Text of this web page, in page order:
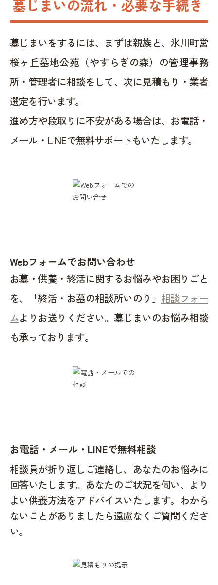
墓じまいの流れ・必要な手続き
墓じまいをするには、まずは親族と、氷川町営
桜ヶ丘墓地公苑（やすらぎの森）の管理事務
所・管理者に相談をして、次に見積もり・業者
選定を行います。
進め方や段取りに不安がある場合は、お電話・
メール・LINEで無料サポートもいたします。
Webフォームでお問い合わせ
お墓・供養・終活に関するお悩みやお困りごと
を、「終活・お墓の相談所いのり」相談フォー
ムよりお送りください。墓じまいのお悩み相談
も承っております。
お電話・メール・LINEで無料相談
相談員が折り返しご連絡し、あなたのお悩みに
回答いたします。あなたのご状況を伺い、より
よい供養方法をアドバイスいたします。わから
ないことがありましたら遠慮なくご質問くださ
い。